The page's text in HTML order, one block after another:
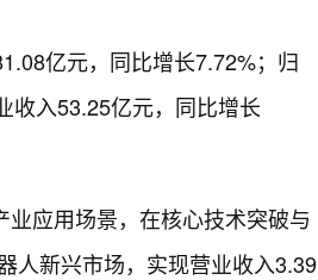
亿元，同比增长7.72%；归
收入53.25亿元，同比增长
应用场景，在核心技术突破与
人新兴市场，实现营业收入3.39